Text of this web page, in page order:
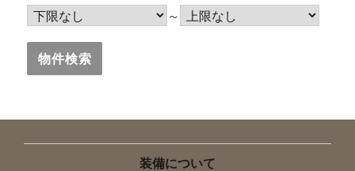
～
装備について